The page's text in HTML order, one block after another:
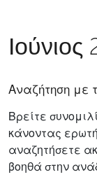
Ιούνιος
Αναζήτηση με
Βρείτε
κάνοντας
αναζητήσετε
βοηθά στην